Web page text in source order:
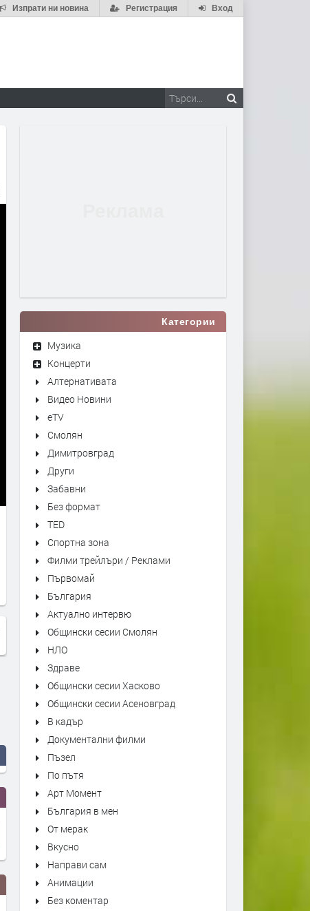
Вход
Регистрация
Изпрати ни новина
Категории
Музика
Концерти
Алтернативата
Видео Новини
eTV
Смолян
Димитровград
Други
Забавни
Без формат
TED
Спортна зона
Филми трейлъри / Реклами
Първомай
България
Актуално интервю
Общински сесии Смолян
НЛО
Здраве
Общински сесии Хасково
Общински сесии Асеновград
В кадър
Документални филми
Пъзел
По пътя
Арт Момент
България в мен
От мерак
Вкусно
Направи сам
Анимации
Без коментар